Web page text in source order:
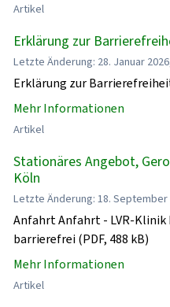
Artikel
Erklärung zur
Letzte Änderung: 28. Januar
Erklärung zur
Mehr Informationen
Artikel
Stationäres Angebot,
Köln
Letzte Änderung: 18. September
Anfahrt Anfahrt - LVR-
barrierefrei (PDF, 488 kB)
Mehr Informationen
Artikel